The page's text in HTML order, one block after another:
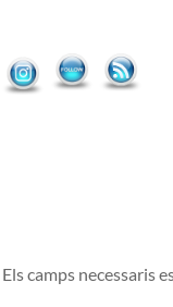
Els camps necessaris